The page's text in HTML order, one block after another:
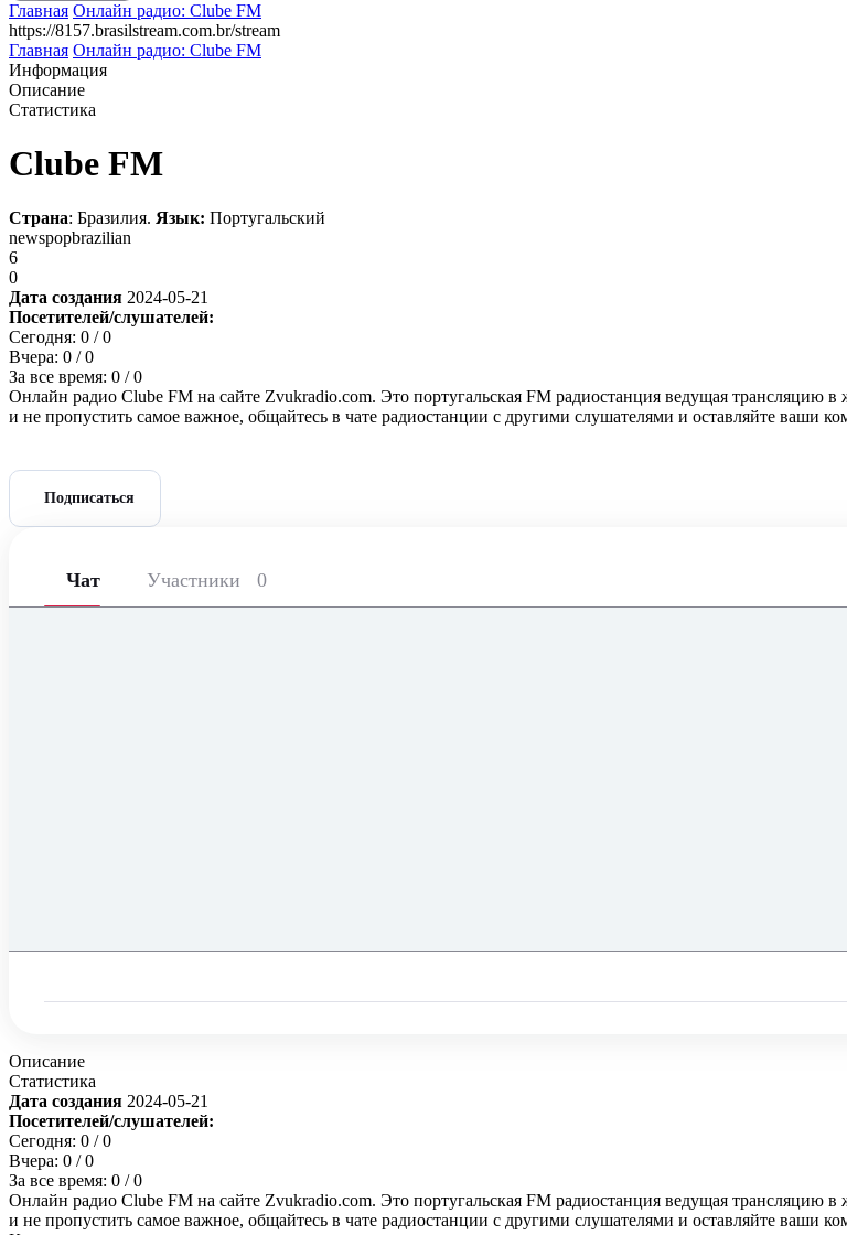
Главная Онлайн радио: Clube FM
https://8157.brasilstream.com.br/stream
Главная Онлайн радио: Clube FM
Информация
Описание
Статистика
Clube FM
Страна: Бразилия. Язык: Португальский
newspopbrazilian
6
0
Дата создания 2024-05-21
Посетителей/слушателей:
Сегодня: 0 / 0
Вчера: 0 / 0
За все время: 0 / 0
Онлайн радио Clube FM на сайте Zvukradio.com. Это португальская FM радиостанция ведущая трансляцию
и не пропустить самое важное, общайтесь в чате радиостанции с другими слушателями и оставляйте ваши
Подписаться
Чат Участники 0
Описание
Статистика
Дата создания 2024-05-21
Посетителей/слушателей:
Сегодня: 0 / 0
Вчера: 0 / 0
За все время: 0 / 0
Онлайн радио Clube FM на сайте Zvukradio.com. Это португальская FM радиостанция ведущая трансляцию
и не пропустить самое важное, общайтесь в чате радиостанции с другими слушателями и оставляйте ваши